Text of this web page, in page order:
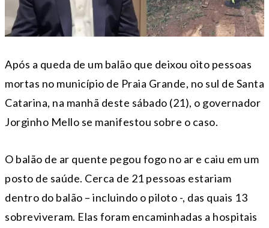
Após a queda de um balão que deixou oito pessoas
mortas no município de Praia Grande, no sul de Santa
Catarina, na manhã deste sábado (21), o governador
Jorginho Mello se manifestou sobre o caso.
O balão de ar quente pegou fogo no ar e caiu em um
posto de saúde. Cerca de 21 pessoas estariam
dentro do balão – incluindo o piloto -, das quais 13
sobreviveram. Elas foram encaminhadas a hospitais